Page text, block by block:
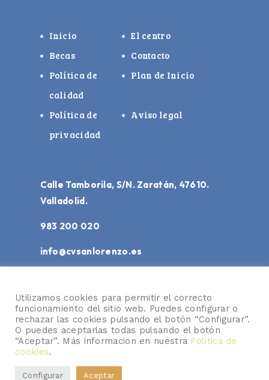
Inicio
El centro
Becas
Contacto
Política de
calidad
Plan de Inicio
Política de
privacidad
Aviso legal
Calle Tamborila, S/N. Zaratán, 47610.
Valladolid.
983 200 020
info@cvsanlorenzo.es
© 2026Centro de Formación Virgen de
San Lorenzo. Todos los derechos
Utilizamos cookies para permitir el correcto
funcionamiento del sitio web. Puedes configurar o
rechazar las cookies pulsando el botón “Configurar”.
O puedes aceptarlas todas pulsando el botón
“Aceptar”. Más informacion en nuestra Política de
cookies.
Configurar Aceptar